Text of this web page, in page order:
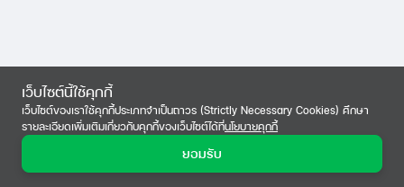
เว็บไซต์นี้ใช้คุกกี้
เว็บไซต์ของเราใช้คุกกี้ประเภทจำเป็นถาวร (Strictly Necessary Cookies) ศึกษา
รายละเอียดเพิ่มเติมเกี่ยวกับคุกกี้ของเว็บไซต์ได้ที่นโยบายคุกกี้
ยอมรับ